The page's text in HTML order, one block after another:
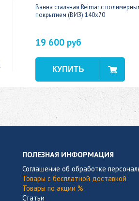
Ванна стальная Reimar с
покрытием (ВИЗ) 140x70
19 600 руб
ПОЛЕЗНАЯ ИНФОРМАЦИЯ
Соглашение об обработке
Товары с бесплатной доставкой
Товары по акции %
Статьи